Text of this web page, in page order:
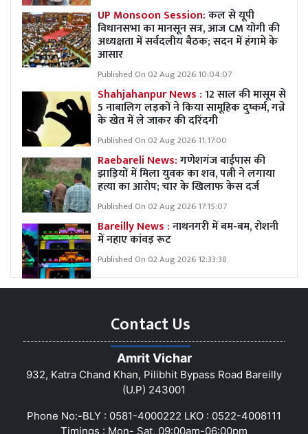
UP Monsoon Session:कल से यूपी
विधानसभा का मानसून सत्र, आज CM योगी की
अध्यक्षता में सर्वदलीय बैठक; सदन में हंगामे के
आसार
Published On 02 Aug 2026 10:04:07
Shahjahanpur News :12 साल की मासूम से
5 नाबालिग लड़कों ने किया सामूहिक दुष्कर्म, गन्ने
के खेत में ले जाकर की दरिंदगी
Published On 02 Aug 2026 11:17:00
Raebareli News:गणेशगंज बाईपास की
झाड़ियों में मिला युवक का शव, पत्नी ने लगाया
हत्या का आरोप; चार के खिलाफ केस दर्ज
Published On 02 Aug 2026 17:15:07
Bareilly News :नाथनगरी में बम-बम, रोशनी
में नहाए कांवड़ रूट
Published On 02 Aug 2026 12:33:38
Contact Us
Amrit Vichar
932, Katra Chand Khan, Pilibhit Bypass Road Bareilly
(U.P) 243001
Phone No:-BLY : 0581-4000222 LKO : 0522-4008111
Timings : Mon- Sat, 09:00am-06:00pm